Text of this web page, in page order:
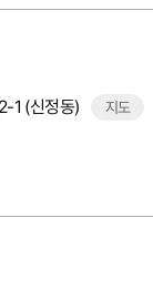
1 (신정동) 지도